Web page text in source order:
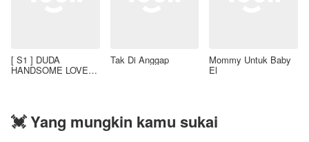
[ S1 ] DUDA
HANDSOME LOVE
Tak Di Anggap Mommy Untuk Baby
El
💓 Yang mungkin kamu sukai